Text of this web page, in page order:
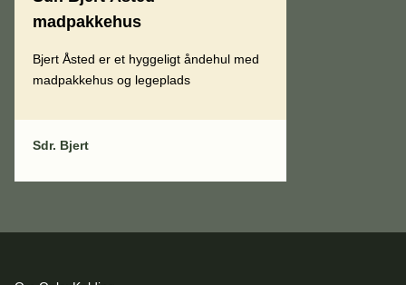
madpakkehus
Bjert Åsted er et hyggeligt åndehul med
madpakkehus og legeplads
Sdr. Bjert